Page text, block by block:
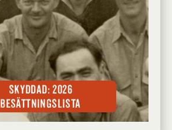
Skyddad: 2026
Besättningslista